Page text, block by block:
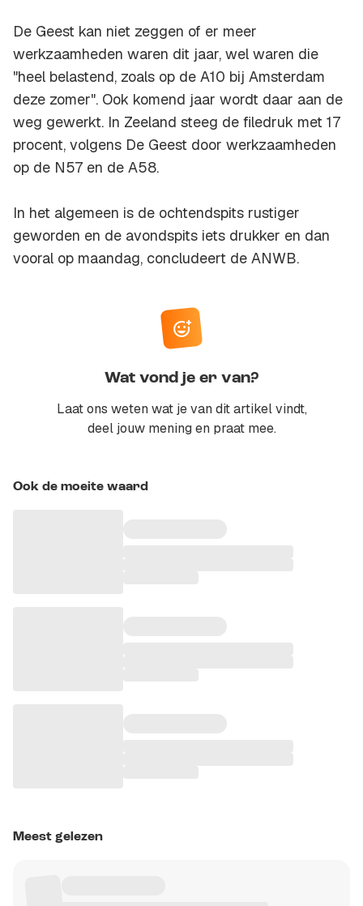
De Geest kan niet zeggen of er meer
werkzaamheden waren dit jaar, wel waren die
"heel belastend, zoals op de A10 bij Amsterdam
deze zomer". Ook komend jaar wordt daar aan de
weg gewerkt. In Zeeland steeg de filedruk met 17
procent, volgens De Geest door werkzaamheden
op de N57 en de A58.
In het algemeen is de ochtendspits rustiger
geworden en de avondspits iets drukker en dan
vooral op maandag, concludeert de ANWB.
Wat vond je er van?
Laat ons weten wat je van dit artikel vindt,
deel jouw mening en praat mee.
Ook de moeite waard
Meest gelezen